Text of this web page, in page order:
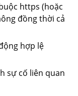
https (hoặc
đồng thời cả
hợp lệ
sự cố liên quan